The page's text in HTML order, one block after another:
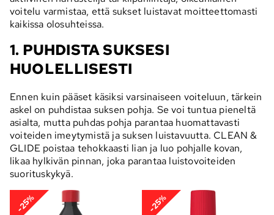
voitelu varmistaa, että sukset luistavat moitteettomasti
kaikissa olosuhteissa.
1. PUHDISTA SUKSESI
HUOLELLISESTI
Ennen kuin pääset käsiksi varsinaiseen voiteluun, tärkein
askel on puhdistaa suksen pohja. Se voi tuntua pieneltä
asialta, mutta puhdas pohja parantaa huomattavasti
voiteiden imeytymistä ja suksen luistavuutta. CLEAN &
GLIDE poistaa tehokkaasti lian ja luo pohjalle kovan,
likaa hylkivän pinnan, joka parantaa luistovoiteiden
suorituskykyä.
-25% -25%